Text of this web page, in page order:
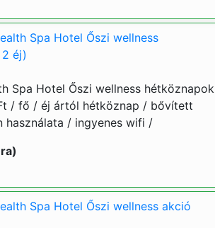
Spa Hotel Őszi wellness
éj)
Spa Hotel Őszi wellness hétköznapok
/ fő / éj ártól hétköznap / bővített
használata / ingyenes wifi /
Spa Hotel Őszi wellness akció